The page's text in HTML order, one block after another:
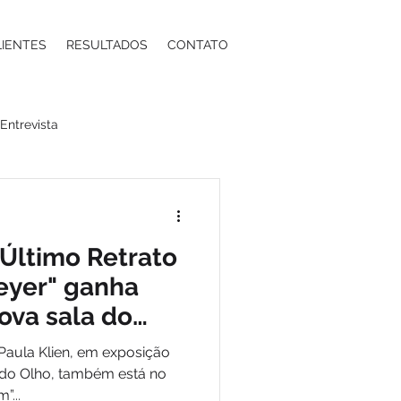
RESULTADOS CONTATO
Entrevista
Estéticos Retrato
ganha
sala do
Klien, em exposição
Olho, também está no